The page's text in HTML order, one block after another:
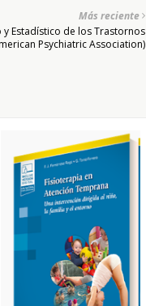
Más reciente
y Estadístico de los Trastornos
Psychiatric Association)